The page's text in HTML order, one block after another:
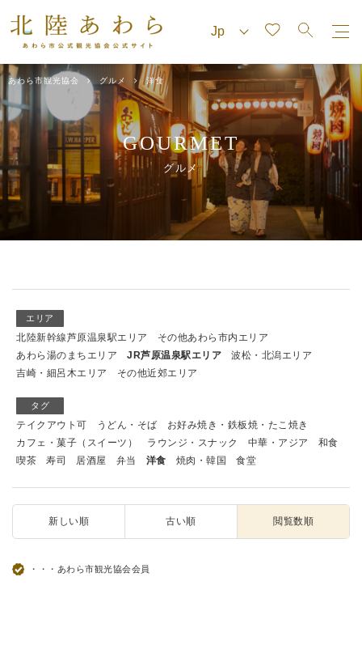
あわら市観光協会 グルメ 洋食
GOURMET
グルメ
エリア
北陸新幹線芦原温泉駅エリア
その他あわら市内エリア
あわら湯のまちエリア
JR芦原温泉駅エリア
波松・北潟エリア
吉崎・細呂木エリア
その他近郊エリア
タグ
テイクアウト可 うどん・そば
お好み焼き・鉄板焼・たこ焼き
カフェ・菓子（スイーツ）
ラウンジ・スナック 中華・アジア
和食
喫茶
寿司 居酒屋 弁当 洋食 焼肉・韓国 食堂
新しい順 古い順 閲覧数順
・・・あわら市観光協会会員